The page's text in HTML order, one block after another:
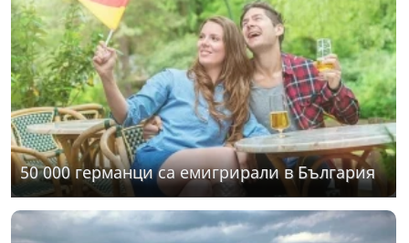
50 000 германци са емигрирали в България